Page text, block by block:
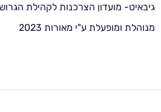
גיבאיט- מועדון הצרכנות לקהילת
מנוהלת ומופעלת ע"י מאורות 2023